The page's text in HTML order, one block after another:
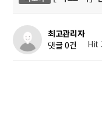
최고관리자
댓글 0건
Hit